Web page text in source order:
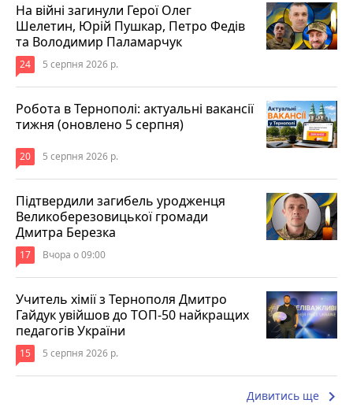
На війні загинули Герої Олег
Шелетин, Юрій Пушкар, Петро Федів
та Володимир Паламарчук
24 5 серпня 2026 р.
Робота в Тернополі: актуальні вакансії
тижня (оновлено 5 серпня)
20 5 серпня 2026 р.
Підтвердили загибель уродженця
Великоберезовицької громади
Дмитра Березка
17 Вчора о 09:00
Учитель хімії з Тернополя Дмитро
Гайдук увійшов до ТОП-50 найкращих
педагогів України
15 5 серпня 2026 р.
Дивитись ще keyboard_arrow_right